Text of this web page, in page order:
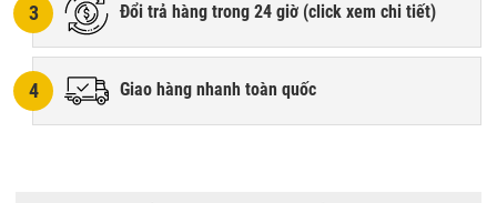
3 Đổi trả hàng trong 24 giờ (click xem chi tiết)
4 Giao hàng nhanh toàn quốc